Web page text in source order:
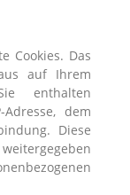
Cookies. Das
auf Ihrem
enthalten
dem
Diese